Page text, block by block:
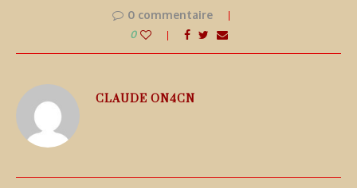
0 commentaire
0
CLAUDE ON4CN